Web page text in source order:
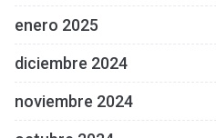
enero 2025
diciembre 2024
noviembre 2024